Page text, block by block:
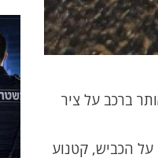
פצוע ירי שאותר ברכב על ציר
על הכביש, קטנוע